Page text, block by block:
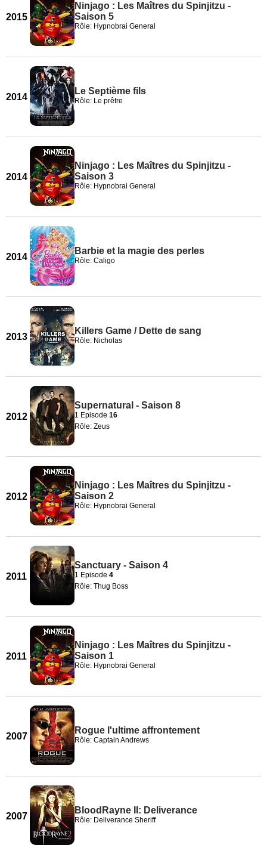
2015
Ninjago : Les Maîtres du Spinjitzu -
Saison 5
Rôle: Hypnobrai General
2014
Le Septième fils
Rôle: Le prêtre
2014
Ninjago : Les Maîtres du Spinjitzu -
Saison 3
Rôle: Hypnobrai General
2014
Barbie et la magie des perles
Rôle: Caligo
2013
Killers Game / Dette de sang
Rôle: Nicholas
2012
Supernatural - Saison 8
1 Episode 16
Rôle: Zeus
2012
Ninjago : Les Maîtres du Spinjitzu -
Saison 2
Rôle: Hypnobrai General
2011
Sanctuary - Saison 4
1 Episode 4
Rôle: Thug Boss
2011
Ninjago : Les Maîtres du Spinjitzu -
Saison 1
Rôle: Hypnobrai General
2007
Rogue l'ultime affrontement
Rôle: Captain Andrews
2007
BloodRayne II: Deliverance
Rôle: Deliverance Sheriff